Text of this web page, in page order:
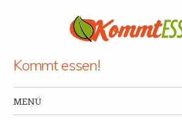
Kommt essen!
MENÜ